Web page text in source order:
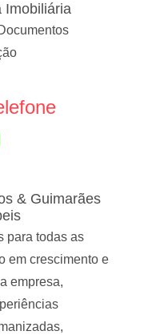
Imobiliária
& Guimarães
para todas as
em crescimento e
empresa,